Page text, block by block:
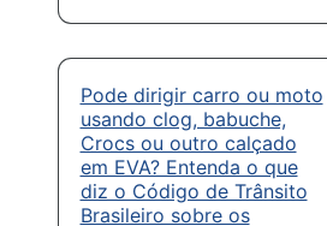
Pode dirigir carro ou moto
usando clog, babuche,
Crocs ou outro calçado
em EVA? Entenda o que
diz o Código de Trânsito
Brasileiro sobre os